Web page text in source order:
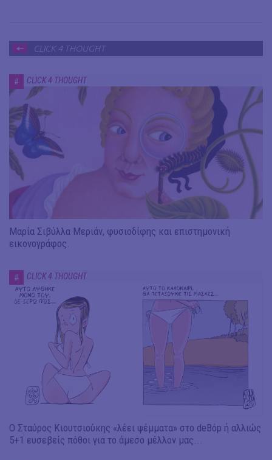
CLICK 4 THOUGHT
# CLICK 4 THOUGHT
Μαρία Σιβύλλα Μεριάν, φυσιοδίφης και επιστημονική
εικονογράφος.
# CLICK 4 THOUGHT
Ο Σταύρος Κιουτσιούκης «λέει ψέμματα» στο deBόp ή αλλιώς
5+1 ευσεβείς πόθοι για το άμεσο μέλλον μας...